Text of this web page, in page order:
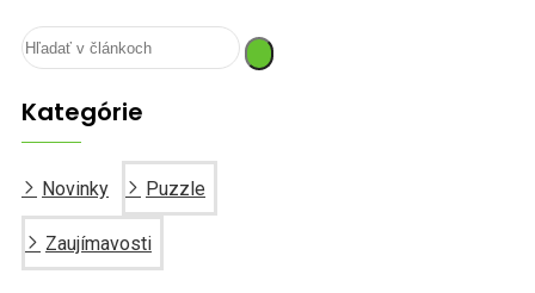
Kategórie
Novinky Puzzle
Zaujímavosti